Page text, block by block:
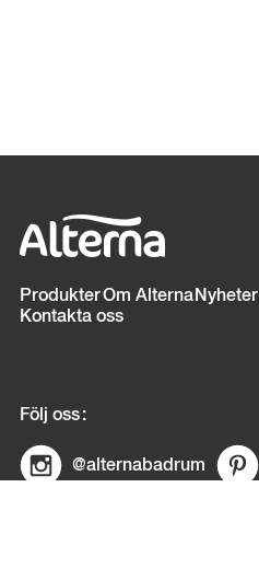
Sidfot
ProdukterOm Alterna Nyheter
Kontakta oss
Följ oss
@alternabadrum